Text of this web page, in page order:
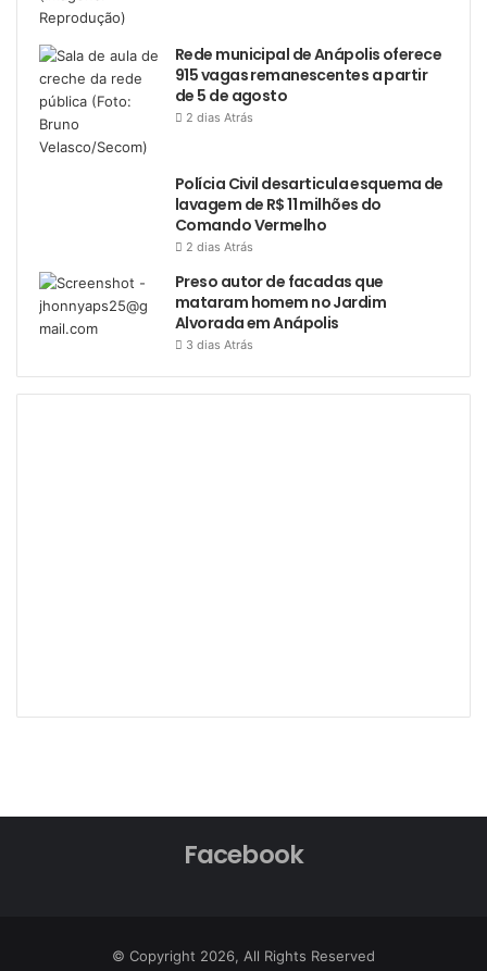
Rede municipal de Anápolis oferece
915 vagas remanescentes a partir
de 5 de agosto
2 dias Atrás
Polícia Civil desarticula esquema de
lavagem de R$ 11 milhões do
Comando Vermelho
2 dias Atrás
Preso autor de facadas que
mataram homem no Jardim
Alvorada em Anápolis
3 dias Atrás
Facebook
© Copyright 2026, All Rights Reserved